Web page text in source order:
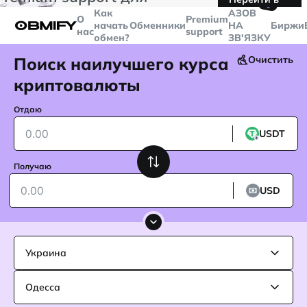
больше
$5000
Telegram
О
нас
Как
начать
обмен?
ОбменникиPremium
support
🤙
AЗОВ
НА
ЗВ'ЯЗКУ
Биржи
Поиск наилучшего курса
криптовалюты
Очистить
Отдаю
USDT
Получаю
USD
Украина
Одесса